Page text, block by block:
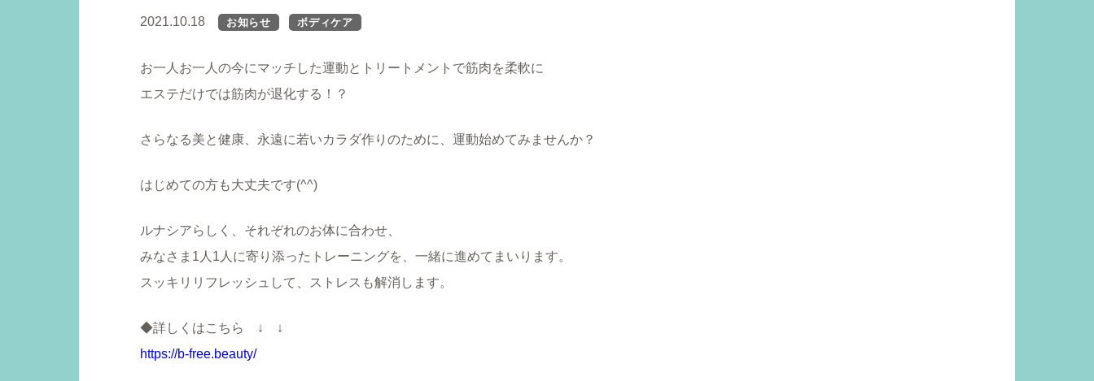
2021.10.18 お知らせ ボディケア
お一人お一人の今にマッチした運動とトリートメントで筋肉を柔軟に
エステだけでは筋肉が退化する！？
さらなる美と健康、永遠に若いカラダ作りのために、運動始めてみませんか？
はじめての方も大丈夫です(^^)
ルナシアらしく、それぞれのお体に合わせ、
みなさま1人1人に寄り添ったトレーニングを、一緒に進めてまいります。
スッキリリフレッシュして、ストレスも解消します。
◆詳しくはこちら ↓ ↓
https://b-free.beauty/